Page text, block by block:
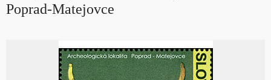
Poprad-Matejovce